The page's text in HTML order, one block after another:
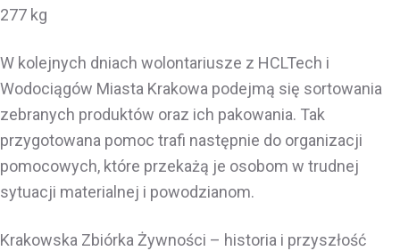
277 kg
W kolejnych dniach wolontariusze z HCLTech i
Wodociągów Miasta Krakowa podejmą się sortowania
zebranych produktów oraz ich pakowania. Tak
przygotowana pomoc trafi następnie do organizacji
pomocowych, które przekażą je osobom w trudnej
sytuacji materialnej i powodzianom.
Krakowska Zbiórka Żywności – historia i przyszłość